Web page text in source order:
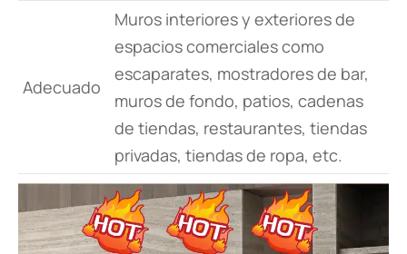
Adecuado
Muros interiores y exteriores de
espacios comerciales como
escaparates, mostradores de bar,
muros de fondo, patios, cadenas
de tiendas, restaurantes, tiendas
privadas, tiendas de ropa, etc.